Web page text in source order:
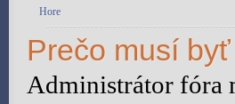
Hore
Prečo musí
Administrátor fóra